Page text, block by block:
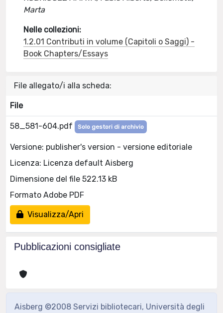
Marta
Nelle collezioni:
1.2.01 Contributi in volume (Capitoli o Saggi) -
Book Chapters/Essays
File allegato/i alla scheda:
File
58_581-604.pdf Solo gestori di archivio
Versione: publisher's version - versione editoriale
Licenza: Licenza default Aisberg
Dimensione del file 522.13 kB
Formato Adobe PDF
Visualizza/Apri
Pubblicazioni consigliate
Aisberg ©2008 Servizi bibliotecari, Università degli